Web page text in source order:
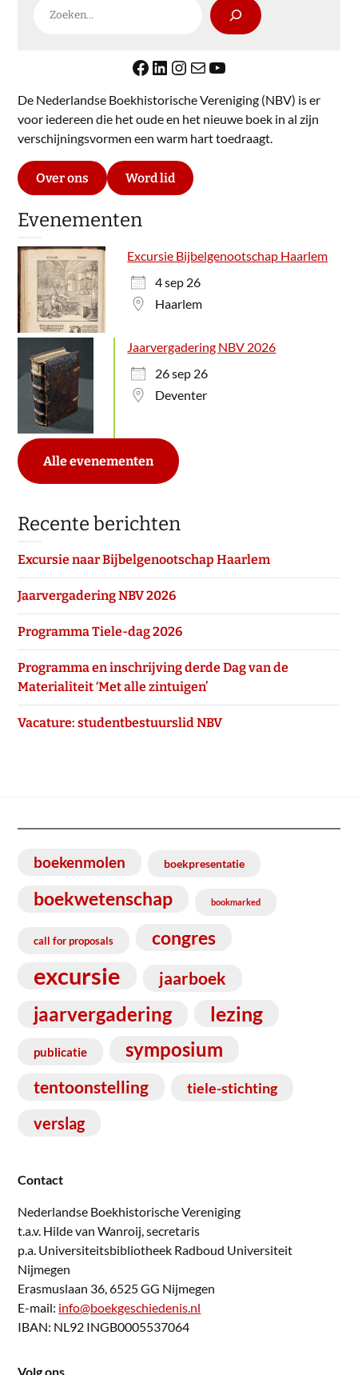
Facebook
LinkedIn
Instagram
E-mailYouTube
De Nederlandse Boekhistorische Vereniging (NBV) is er
voor iedereen die het oude en het nieuwe boek in al zijn
verschijningsvormen een warm hart toedraagt.
Over ons Word lid
Evenementen
Excursie Bijbelgenootschap Haarlem
4 sep 26
Haarlem
Jaarvergadering NBV 2026
26 sep 26
Deventer
Alle evenementen
Recente berichten
Excursie naar Bijbelgenootschap Haarlem
Jaarvergadering NBV 2026
Programma Tiele-dag 2026
Programma en inschrijving derde Dag van de
Materialiteit ‘Met alle zintuigen’
Vacature: studentbestuurslid NBV
boekenmolen boekpresentatie
boekwetenschap bookmarked
call for proposals congres
excursie jaarboek
jaarvergadering lezing
publicatie symposium
tentoonstelling tiele-stichting
verslag
Contact
Nederlandse Boekhistorische Vereniging
t.a.v. Hilde van Wanroij, secretaris
p.a. Universiteitsbibliotheek Radboud Universiteit
Nijmegen
Erasmuslaan 36, 6525 GG Nijmegen
E-mail: info@boekgeschiedenis.nl
IBAN: NL92 INGB0005537064
Volg ons